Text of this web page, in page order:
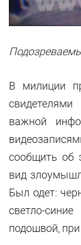
В милиции
важной
сообщить об
вид
Был одет:
светло-
подошвой,